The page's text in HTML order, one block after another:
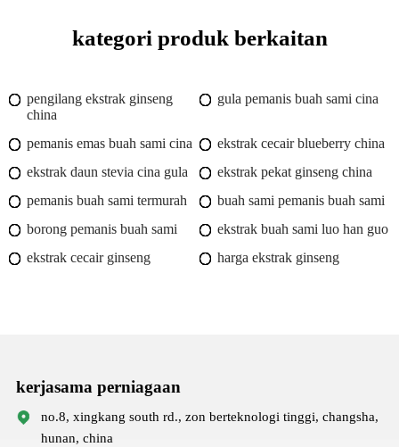
kategori produk berkaitan
pengilang ekstrak ginseng
china
gula pemanis buah sami cina
pemanis emas buah sami cina
ekstrak cecair blueberry china
ekstrak daun stevia cina gula
ekstrak pekat ginseng china
pemanis buah sami termurah
buah sami pemanis buah sami
borong pemanis buah sami
ekstrak buah sami luo han guo
ekstrak cecair ginseng
harga ekstrak ginseng
kerjasama perniagaan
no.8, xingkang south rd., zon berteknologi tinggi, changsha,
hunan, china